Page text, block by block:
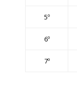
5º
6º
7º